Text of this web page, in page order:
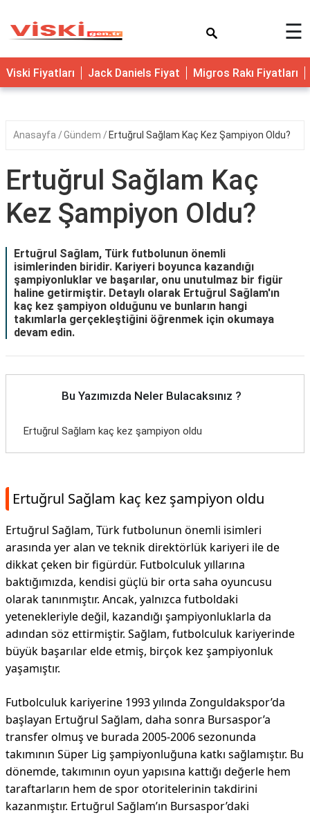
☰
Viski Fiyatları Jack Daniels Fiyat Migros Rakı Fiyatları
Anasayfa Gündem Ertuğrul Sağlam Kaç Kez Şampiyon Oldu?
Ertuğrul Sağlam Kaç
Kez Şampiyon Oldu?
Ertuğrul Sağlam, Türk futbolunun önemli
isimlerinden biridir. Kariyeri boyunca kazandığı
şampiyonluklar ve başarılar, onu unutulmaz bir figür
haline getirmiştir. Detaylı olarak Ertuğrul Sağlam'ın
kaç kez şampiyon olduğunu ve bunların hangi
takımlarla gerçekleştiğini öğrenmek için okumaya
devam edin.
Bu Yazımızda Neler Bulacaksınız ?
Ertuğrul Sağlam kaç kez şampiyon oldu
Ertuğrul Sağlam kaç kez şampiyon oldu
Ertuğrul Sağlam, Türk futbolunun önemli isimleri
arasında yer alan ve teknik direktörlük kariyeri ile de
dikkat çeken bir figürdür. Futbolculuk yıllarına
baktığımızda, kendisi güçlü bir orta saha oyuncusu
olarak tanınmıştır. Ancak, yalnızca futboldaki
yetenekleriyle değil, kazandığı şampiyonluklarla da
adından söz ettirmiştir. Sağlam, futbolculuk kariyerinde
büyük başarılar elde etmiş, birçok kez şampiyonluk
yaşamıştır.
Futbolculuk kariyerine 1993 yılında Zonguldakspor’da
başlayan Ertuğrul Sağlam, daha sonra Bursaspor’a
transfer olmuş ve burada 2005-2006 sezonunda
takımının Süper Lig şampiyonluğuna katkı sağlamıştır. Bu
dönemde, takımının oyun yapısına kattığı değerle hem
taraftarların hem de spor otoritelerinin takdirini
kazanmıştır. Ertuğrul Sağlam’ın Bursaspor’daki